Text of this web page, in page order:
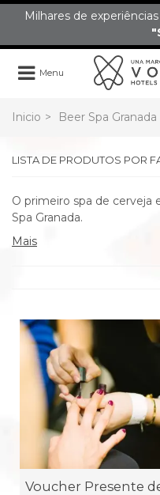
Milhares de
Menu
Inicio > Beer Spa Granada
LISTA DE PRODUTOS POR
O primeiro spa de cerveja
Spa Granada.
Mais
Voucher Presente